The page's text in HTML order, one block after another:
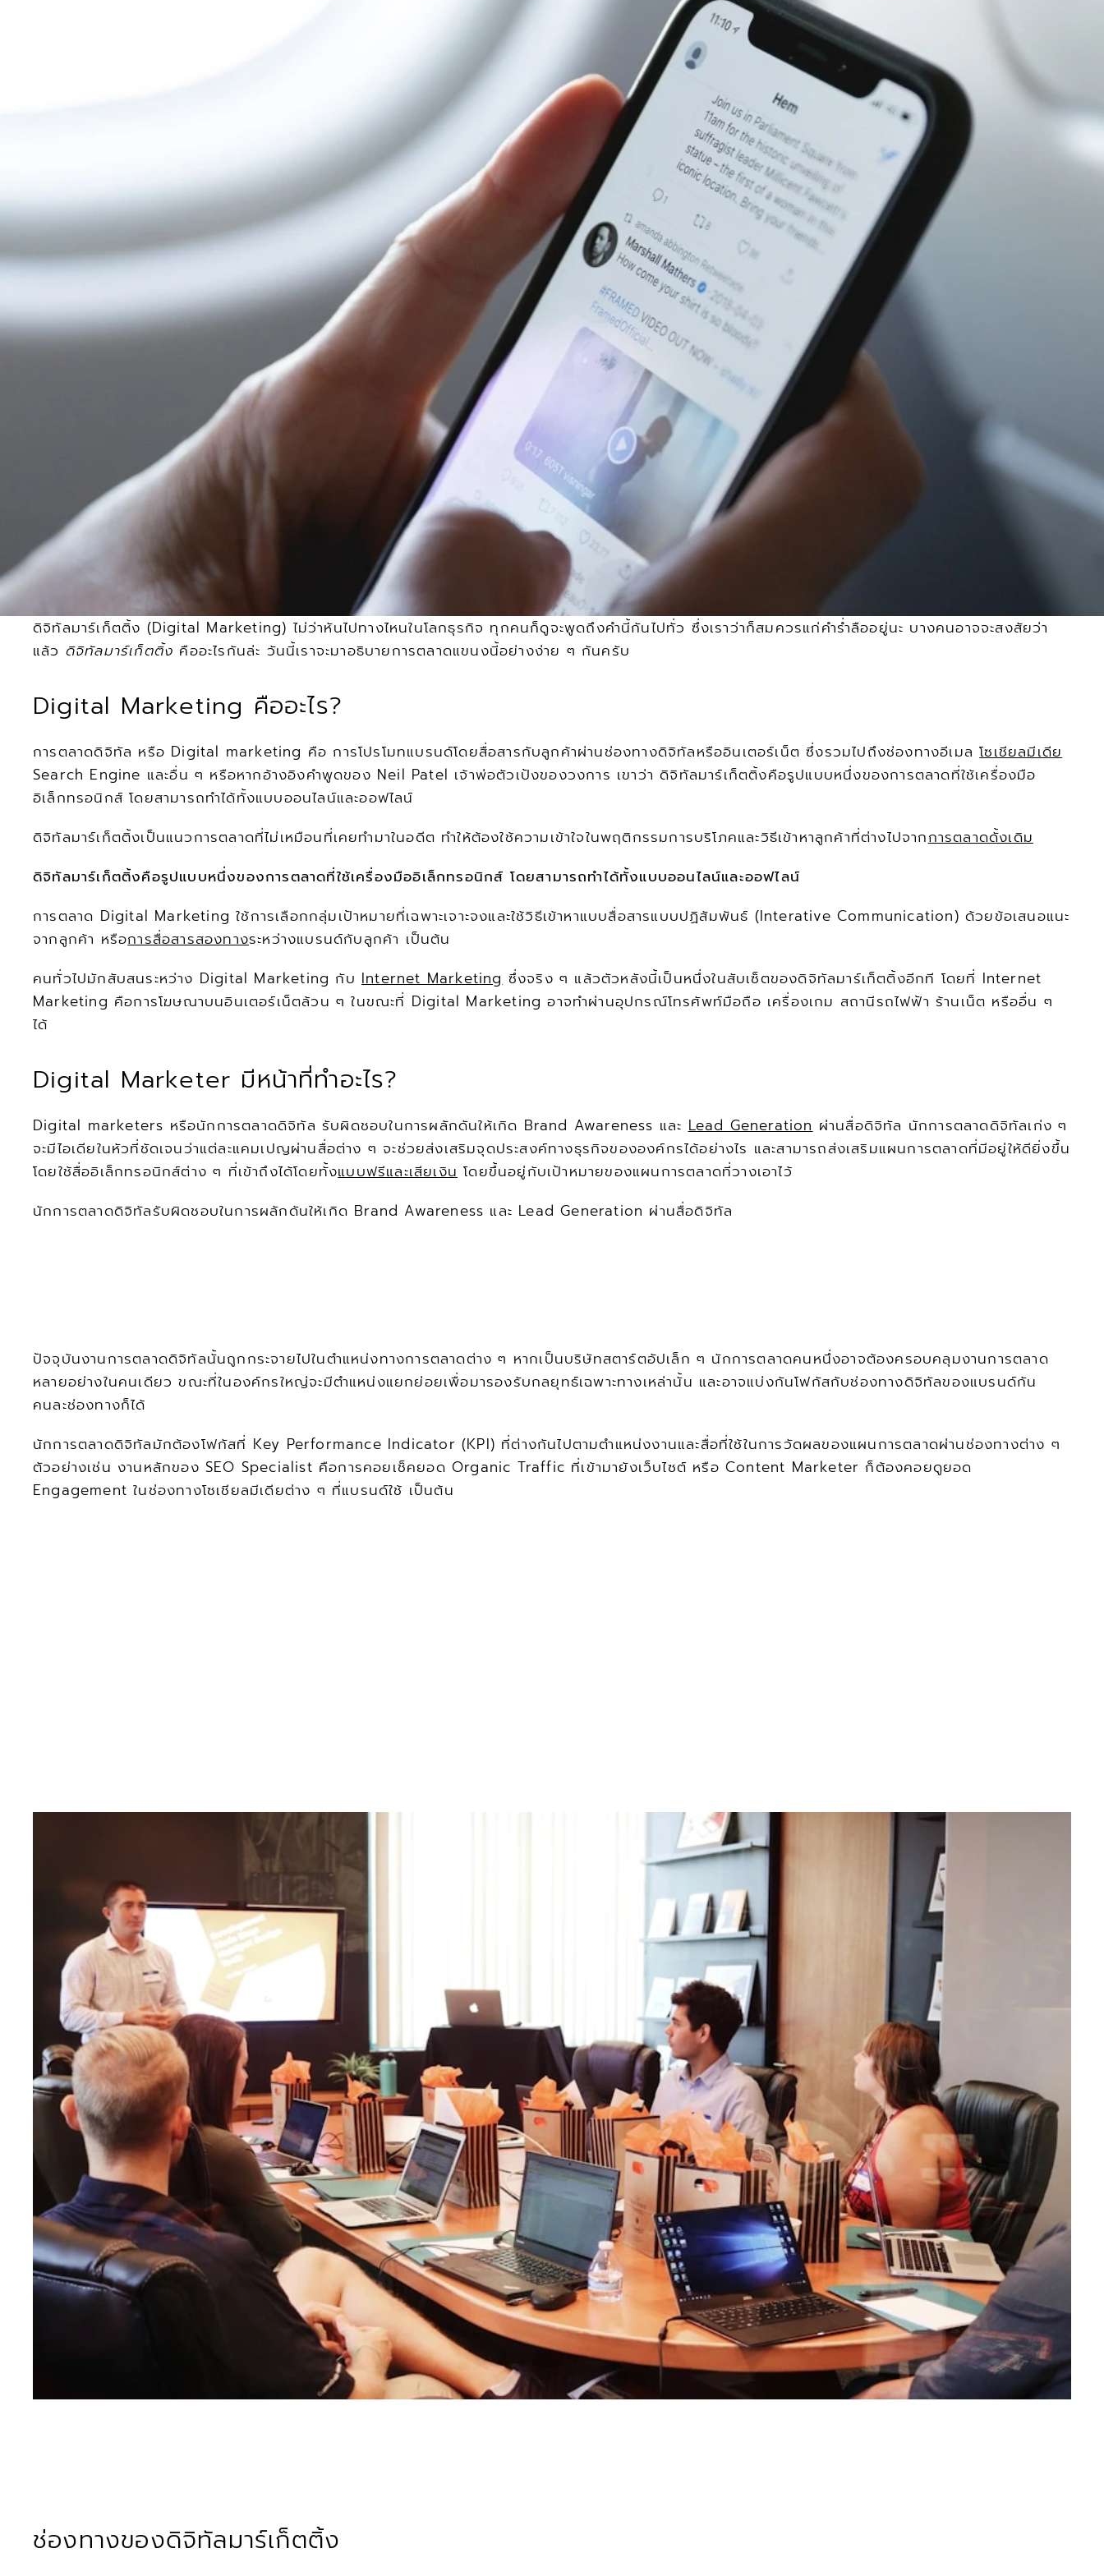
ดิจิทัลมาร์เก็ตติ้ง (Digital Marketing) ไม่ว่าหันไปทางไหนในโลกธุรกิจ ทุกคนก็ดูจะพูดถึงคำนี้กันไปทั่ว ซึ่งเราว่าก็สมควรแก่คำร่ำลืออยู่นะ บางคนอาจจะสงสัยว่า
แล้ว ดิจิทัลมาร์เก็ตติ้ง คืออะไรกันล่ะ วันนี้เราจะมาอธิบายการตลาดแขนงนี้อย่างง่าย ๆ กันครับ
Digital Marketing คืออะไร?
การตลาดดิจิทัล หรือ Digital marketing คือ การโปรโมทแบรนด์โดยสื่อสารกับลูกค้าผ่านช่องทางดิจิทัลหรืออินเตอร์เน็ต ซึ่งรวมไปถึงช่องทางอีเมล โซเชียลมีเดีย
Search Engine และอื่น ๆ หรือหากอ้างอิงคำพูดของ Neil Patel เจ้าพ่อตัวเป้งของวงการ เขาว่า ดิจิทัลมาร์เก็ตติ้งคือรูปแบบหนึ่งของการตลาดที่ใช้เครื่องมือ
อิเล็กทรอนิกส์ โดยสามารถทำได้ทั้งแบบออนไลน์และออฟไลน์
ดิจิทัลมาร์เก็ตติ้งเป็นแนวการตลาดที่ไม่เหมือนที่เคยทำมาในอดีต ทำให้ต้องใช้ความเข้าใจในพฤติกรรมการบริโภคและวิธีเข้าหาลูกค้าที่ต่างไปจากการตลาดดั้งเดิม
ดิจิทัลมาร์เก็ตติ้งคือรูปแบบหนึ่งของการตลาดที่ใช้เครื่องมืออิเล็กทรอนิกส์ โดยสามารถทำได้ทั้งแบบออนไลน์และออฟไลน์
การตลาด Digital Marketing ใช้การเลือกกลุ่มเป้าหมายที่เฉพาะเจาะจงและใช้วิธีเข้าหาแบบสื่อสารแบบปฏิสัมพันธ์ (Interative Communication) ด้วยข้อเสนอแนะ
จากลูกค้า หรือการสื่อสารสองทางระหว่างแบรนด์กับลูกค้า เป็นต้น
คนทั่วไปมักสับสนระหว่าง Digital Marketing กับ Internet Marketing ซึ่งจริง ๆ แล้วตัวหลังนี้เป็นหนึ่งในสับเซ็ตของดิจิทัลมาร์เก็ตติ้งอีกที โดยที่ Internet
Marketing คือการโฆษณาบนอินเตอร์เน็ตล้วน ๆ ในขณะที่ Digital Marketing อาจทำผ่านอุปกรณ์โทรศัพท์มือถือ เครื่องเกม สถานีรถไฟฟ้า ร้านเน็ต หรืออื่น ๆ
ได้
Digital Marketer มีหน้าที่ทำอะไร?
Digital marketers หรือนักการตลาดดิจิทัล รับผิดชอบในการผลักดันให้เกิด Brand Awareness และ Lead Generation ผ่านสื่อดิจิทัล นักการตลาดดิจิทัลเก่ง ๆ
จะมีไอเดียในหัวที่ชัดเจนว่าแต่ละแคมเปญผ่านสื่อต่าง ๆ จะช่วยส่งเสริมจุดประสงค์ทางธุรกิจขององค์กรได้อย่างไร และสามารถส่งเสริมแผนการตลาดที่มีอยู่ให้ดียิ่งขึ้น
โดยใช้สื่ออิเล็กทรอนิกส์ต่าง ๆ ที่เข้าถึงได้โดยทั้งแบบฟรีและเสียเงิน โดยขึ้นอยู่กับเป้าหมายของแผนการตลาดที่วางเอาไว้
นักการตลาดดิจิทัลรับผิดชอบในการผลักดันให้เกิด Brand Awareness และ Lead Generation ผ่านสื่อดิจิทัล
ปัจจุบันงานการตลาดดิจิทัลนั้นถูกกระจายไปในตำแหน่งทางการตลาดต่าง ๆ หากเป็นบริษัทสตาร์ตอัปเล็ก ๆ นักการตลาดคนหนึ่งอาจต้องครอบคลุมงานการตลาด
หลายอย่างในคนเดียว ขณะที่ในองค์กรใหญ่จะมีตำแหน่งแยกย่อยเพื่อมารองรับกลยุทธ์เฉพาะทางเหล่านั้น และอาจแบ่งกันโฟกัสกับช่องทางดิจิทัลของแบรนด์กัน
คนละช่องทางก็ได้
นักการตลาดดิจิทัลมักต้องโฟกัสที่ Key Performance Indicator (KPI) ที่ต่างกันไปตามตำแหน่งงานและสื่อที่ใช้ในการวัดผลของแผนการตลาดผ่านช่องทางต่าง ๆ
ตัวอย่างเช่น งานหลักของ SEO Specialist คือการคอยเช็คยอด Organic Traffic ที่เข้ามายังเว็บไซต์ หรือ Content Marketer ก็ต้องคอยดูยอด
Engagement ในช่องทางโซเชียลมีเดียต่าง ๆ ที่แบรนด์ใช้ เป็นต้น
ช่องทางของดิจิทัลมาร์เก็ตติ้ง